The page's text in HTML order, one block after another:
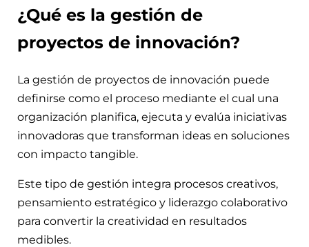
¿Qué es la gestión de
proyectos de innovación?
La gestión de proyectos de innovación puede
definirse como el proceso mediante el cual una
organización planifica, ejecuta y evalúa iniciativas
innovadoras que transforman ideas en soluciones
con impacto tangible.
Este tipo de gestión integra procesos creativos,
pensamiento estratégico y liderazgo colaborativo
para convertir la creatividad en resultados
medibles.